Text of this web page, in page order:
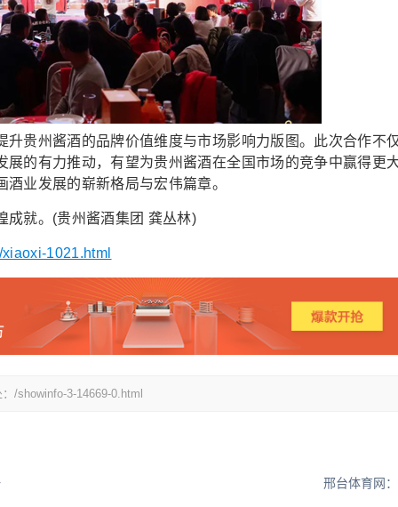
州酱酒的品牌价值维度与市场影响力版图。此次合作不
的有力推动，有望为贵州酱酒在全国市场的竞争中赢得更
业发展的崭新格局与宏伟篇章。
就。(贵州酱酒集团 龚丛林)
1021.html
/showinfo-3-14669-0.html
邢台体育网